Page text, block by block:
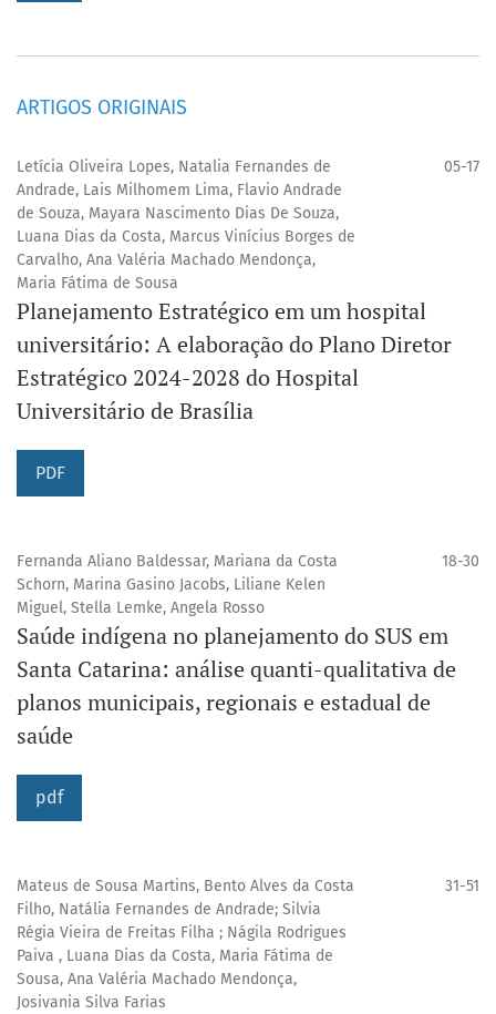
ARTIGOS ORIGINAIS
Letícia Oliveira Lopes, Natalia Fernandes de
Andrade, Lais Milhomem Lima, Flavio Andrade
de Souza, Mayara Nascimento Dias De Souza,
Luana Dias da Costa, Marcus Vinícius Borges de
Carvalho, Ana Valéria Machado Mendonça,
Maria Fátima de Sousa
05-17
Planejamento Estratégico em um hospital
universitário: A elaboração do Plano Diretor
Estratégico 2024-2028 do Hospital
Universitário de Brasília
PDF
Fernanda Aliano Baldessar, Mariana da Costa
Schorn, Marina Gasino Jacobs, Liliane Kelen
Miguel, Stella Lemke, Angela Rosso
18-30
Saúde indígena no planejamento do SUS em
Santa Catarina: análise quanti-qualitativa de
planos municipais, regionais e estadual de
saúde
pdf
Mateus de Sousa Martins, Bento Alves da Costa
Filho, Natália Fernandes de Andrade; Silvia
Régia Vieira de Freitas Filha ; Nágila Rodrigues
Paiva , Luana Dias da Costa, Maria Fátima de
Sousa, Ana Valéria Machado Mendonça,
Josivania Silva Farias
31-51